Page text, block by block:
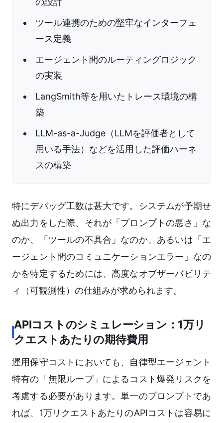
ツール連携のための堅牢なインターフェ
ース定義
エージェント間のルーティングロジック
の実装
LangSmith等を用いたトレース環境の構
築
LLM-as-a-Judge（LLMを評価者として
用いる手法）などを活用した評価ハーネ
スの構築
特にデバッグ工数は甚大です。システムが予期せ
ぬ出力をした際、それが「プロンプトの悪さ」な
のか、「ツールの不具合」なのか、あるいは「エ
ージェント間のコミュニケーションエラー」なの
かを特定するためには、高度なオブザーバビリテ
ィ（可観測性）の仕組みが求められます。
APIコストのシミュレーション：1万リ
クエストあたりの期待費用
運用保守コストにおいても、自律型エージェント
特有の「無限ループ」によるコスト爆発リスクを
考慮する必要があります。単一のプロンプトであ
れば、1万リクエストあたりのAPIコストは容易に